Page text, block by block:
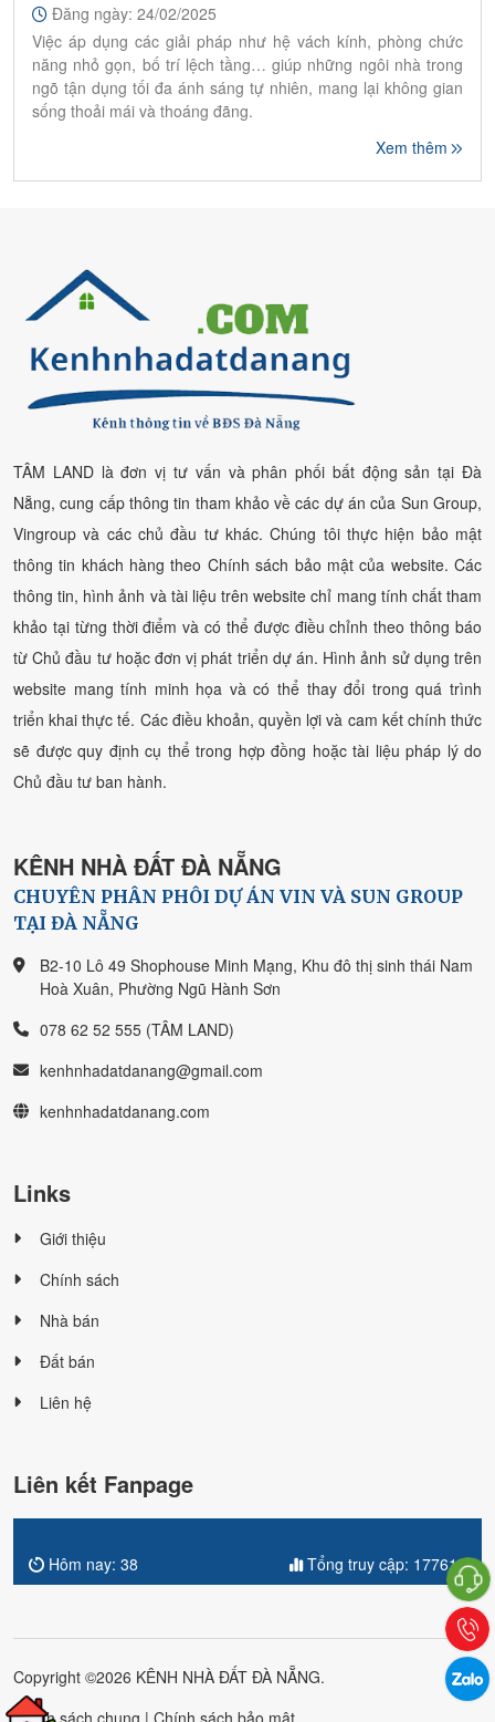
Đăng ngày: 24/02/2025
Việc áp dụng các giải pháp như hệ vách kính, phòng chức
năng nhỏ gọn, bố trí lệch tầng… giúp những ngôi nhà trong
ngõ tận dụng tối đa ánh sáng tự nhiên, mang lại không gian
sống thoải mái và thoáng đãng.
Xem thêm
TÂM LAND là đơn vị tư vấn và phân phối bất động sản tại Đà
Nẵng, cung cấp thông tin tham khảo về các dự án của Sun Group,
Vingroup và các chủ đầu tư khác. Chúng tôi thực hiện bảo mật
thông tin khách hàng theo Chính sách bảo mật của website. Các
thông tin, hình ảnh và tài liệu trên website chỉ mang tính chất tham
khảo tại từng thời điểm và có thể được điều chỉnh theo thông báo
từ Chủ đầu tư hoặc đơn vị phát triển dự án. Hình ảnh sử dụng trên
website mang tính minh họa và có thể thay đổi trong quá trình
triển khai thực tế. Các điều khoản, quyền lợi và cam kết chính thức
sẽ được quy định cụ thể trong hợp đồng hoặc tài liệu pháp lý do
Chủ đầu tư ban hành.
KÊNH NHÀ ĐẤT ĐÀ NẴNG
CHUYÊN PHÂN PHÔI DỰ ÁN VIN VÀ SUN GROUP
TẠI ĐÀ NẴNG
B2-10 Lô 49 Shophouse Minh Mạng, Khu đô thị sinh thái Nam
Hoà Xuân, Phường Ngũ Hành Sơn
078 62 52 555 (TÂM LAND)
kenhnhadatdanang@gmail.com
kenhnhadatdanang.com
Links
Giới thiệu
Chính sách
Nhà bán
Đất bán
Liên hệ
Liên kết Fanpage
Hôm nay: 38 Tổng truy cập: 177619
Copyright ©2026 KÊNH NHÀ ĐẤT ĐÀ NẴNG.